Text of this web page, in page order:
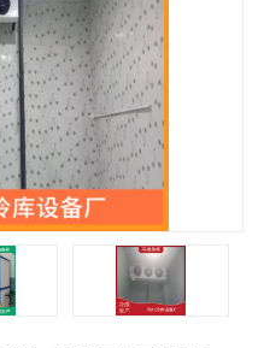
泸州冻库，泸州冷库
自贡冻库组装
攀枝花冻库
冻库安装，小型冻库造价
宜宾冷库，宜宾冻库设备